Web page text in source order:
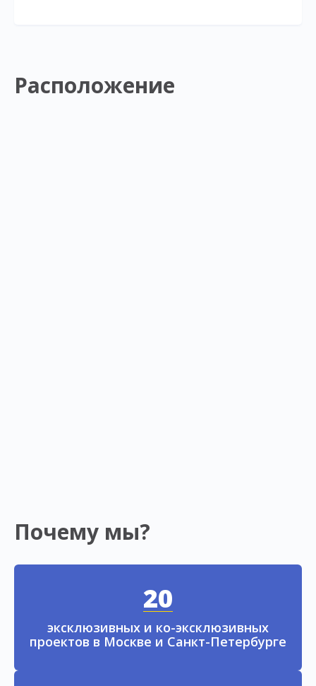
Расположение
Почему мы?
20
эксклюзивных и ко-эксклюзивных
проектов в Москве и Санкт-Петербурге